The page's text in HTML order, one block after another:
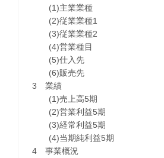
(1)主業業種
(2)従業業種1
(3)従業業種2
(4)営業種目
(5)仕入先
(6)販売先
3 業績
(1)売上高5期
(2)営業利益5期
(3)経常利益5期
(4)当期純利益5期
4 事業概況